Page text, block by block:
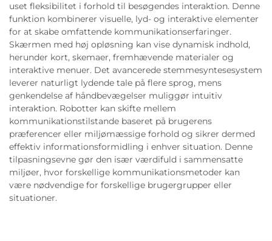
uset fleksibilitet i forhold til besøgendes interaktion. Denne
funktion kombinerer visuelle, lyd- og interaktive elementer
for at skabe omfattende kommunikationserfaringer.
Skærmen med høj opløsning kan vise dynamisk indhold,
herunder kort, skemaer, fremhævende materialer og
interaktive menuer. Det avancerede stemmesyntesesystem
leverer naturligt lydende tale på flere sprog, mens
genkendelse af håndbevægelser muliggør intuitiv
interaktion. Robotter kan skifte mellem
kommunikationstilstande baseret på brugerens
præferencer eller miljømæssige forhold og sikrer dermed
effektiv informationsformidling i enhver situation. Denne
tilpasningsevne gør den især værdifuld i sammensatte
miljøer, hvor forskellige kommunikationsmetoder kan
være nødvendige for forskellige brugergrupper eller
situationer.